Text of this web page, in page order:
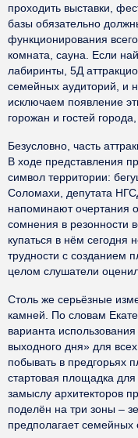
проходить выставки,
базы обязательно
функционирования
комната, сауна. Если
лабиринты, 5Д
семейных аудиторий, и
исключаем появление
горожан и гостей
Безусловно, часть
В ходе представления
символ территории:
Соломахи, депутата
напоминают очертания
сомнения в резонности
купаться в нём сегодня
трудности с созданием
целом слушатели
Столь же серьёзные
камней. По словам
варианта
выходного дня» для
побывать в предгорьях
стартовая площадка
замыслу архитекторов
поделён на три зоны –
предполагает